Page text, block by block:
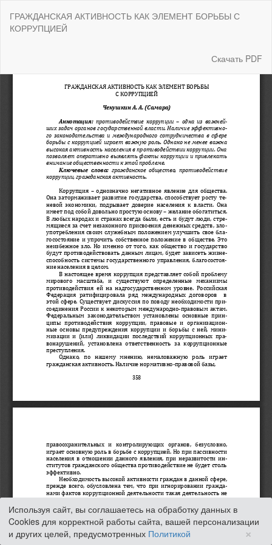
Подробностям
ГРАЖДАНСКАЯ АКТИВНОСТЬ КАК ЭЛЕМЕНТ БОРЬБЫ С
КОРРУПЦИЕЙ
Скачать
Скачать PDF
Используя сайт, вы соглашаетесь на обработку данных в
Cookies для корректной работы сайта, вашей персонализации
и других целей, предусмотренных Политикой ×